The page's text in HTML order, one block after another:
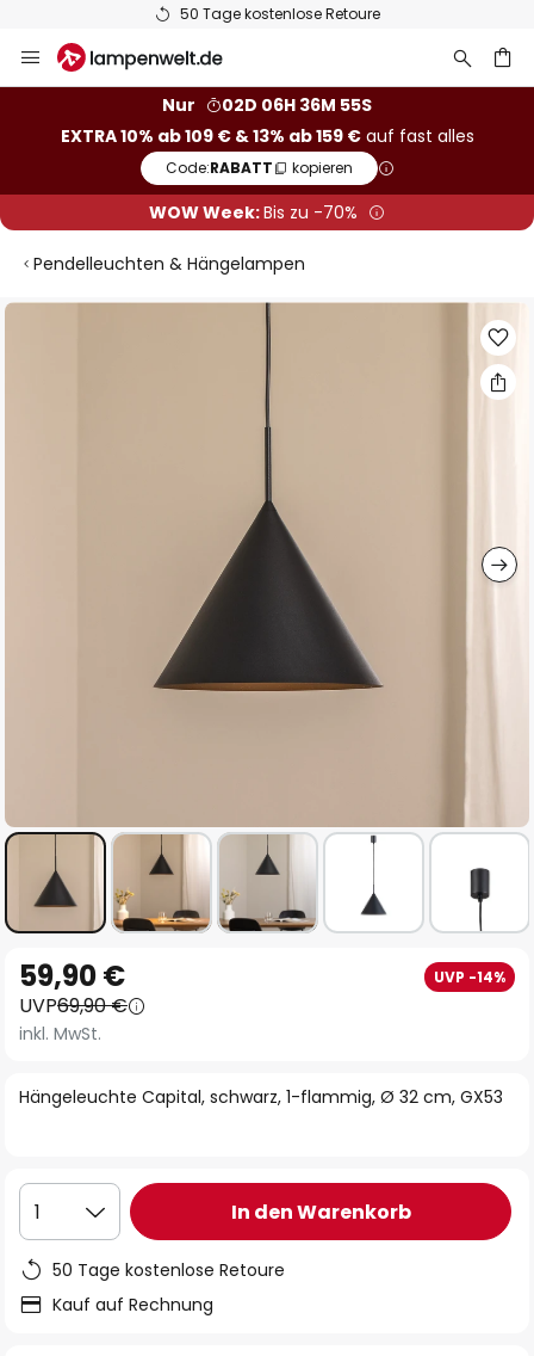
50 Tage kostenlose Retoure
Inhalt
Nur
02D 06H 36M 55S
EXTRA 10% ab 109 € & 13% ab 159 €auf fast alles
Code:RABATT kopieren
WOW Week:Bis zu -70%
Pendelleuchten & Hängelampen
Zum
Anfang
der
Bildgalerie
Hängeleuchte Capital, schwarz, 1-flammig, Ø 32 cm, GX53
59,90 € UVP -14%
UVP69,90 €
inkl. MwSt.
1 In den Warenkorb
50 Tage kostenlose Retoure
Kauf auf Rechnung